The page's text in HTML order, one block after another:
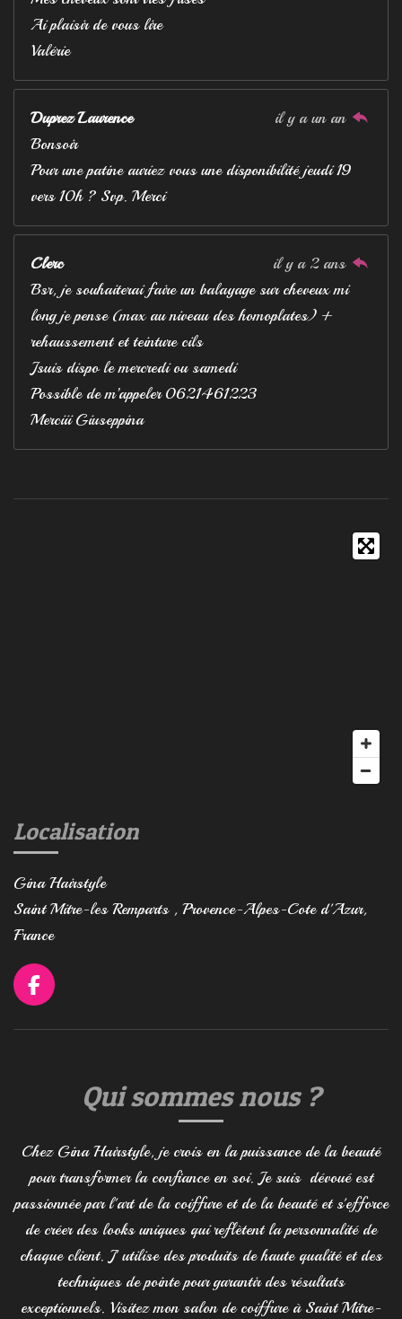
Ai plaisir de vous lire
Valérie
Duprez Laurence
il y a un an
Bonsoir
Pour une patine auriez vous une disponibilité jeudi 19
vers 10h ? Svp. Merci
Clerc
il y a 2 ans
Bsr, je souhaiterai faire un balayage sur cheveux mi
long je pense (max au niveau des homoplates) +
rehaussement et teinture cils
Jsuis dispo le mercredi ou samedi
Possible de m’appeler 0621461223
Merciii Giuseppina
Localisation
Gina Hairstyle
Saint Mitre-les Remparts , Provence-Alpes-Cote d'Azur,
France
F
a
c
Qui sommes nous ?
Chez Gina Hairstyle, je crois en la puissance de la beauté
pour transformer la confiance en soi. Je suis dévoué est
passionnée par l'art de la coiffure et de la beauté et s'efforce
de créer des looks uniques qui reflètent la personnalité de
chaque client. J' utilise des produits de haute qualité et des
techniques de pointe pour garantir des résultats
exceptionnels. Visitez mon salon de coiffure à Saint Mitre-